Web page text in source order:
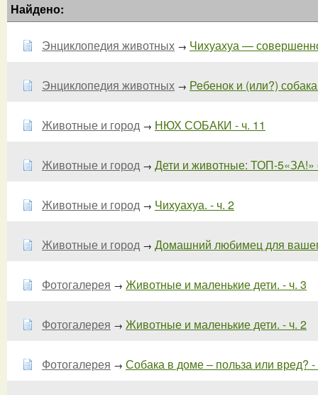
Найдено:
Энциклопедия животных → Чихуахуа —
Энциклопедия животных → Ребенок и (или?)
Животные и город → НЮХ СОБАКИ - ч. 11
Животные и город → Дети и животные: ТОП-5«ЗА!»
Животные и город → Чихуахуа. - ч. 2
Животные и город → Домашний любимец для
Фотогалерея → Животные и маленькие дети. - ч. 3
Фотогалерея → Животные и маленькие дети. - ч. 2
Фотогалерея → Собака в доме – польза или вред? -